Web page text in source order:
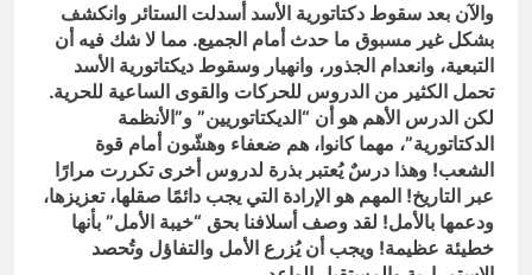
والآن بعد سقوط دكتاتورية الأسد أسدلت الستائر وانكشف
بشكل غير مسبوق ما حدث أمام الجميع. مما لا شك فيه أن
التبعية، وانعدام الجذور، وانهيار وسقوط ديكتاتورية الأسد
تحمل الكثير من الدروس للحركات والقوى الساعية للحرية.
لكن الدرس الأهم هو أن “الديكتاتوريين” و”الأنظمة
الدكتاتورية”، مهما كانوا، هم ضعفاء وهشّون أمام قوة
الشعب! وهذا درسٌ يُعتبر بذرة لدروس أخرى تكررت مرارًا
عبر التاريخ! المهم هو الإرادة التي يجب دائمًا صقلها، تعزيزها،
ودعمها بالأمل! لقد وصف أسلافنا بحق “خيبة الأمل” بأنها
خطيئة عظيمة! ويجب أن يُزرع الأمل والتفاؤل وتُحصد